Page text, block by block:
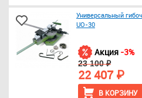
Универсальный
UO-30
В КОРЗИНУ
Акция -3%
23 100 ₽
22 407 ₽